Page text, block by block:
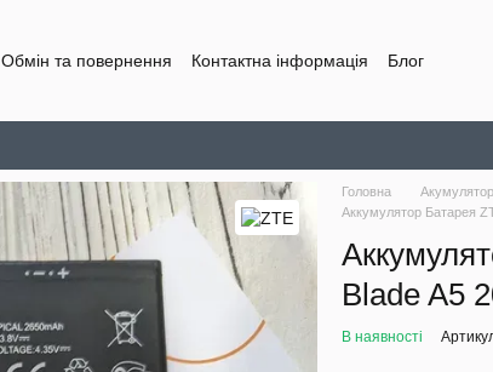
Обмін та повернення Контактна інформація Блог
Головна
Аккумулятор Батарея
Blade A5
В наявності